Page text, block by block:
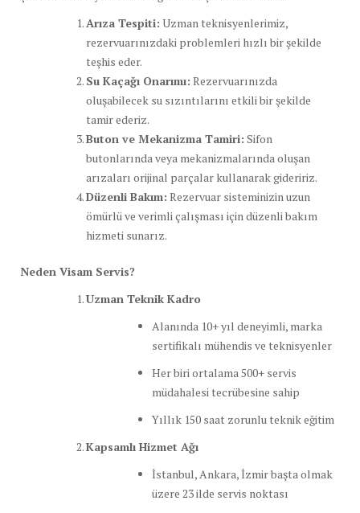
Arıza Tespiti: Uzman teknisyenlerimiz,
rezervuarınızdaki problemleri hızlı bir şekilde
teşhis eder.
Su Kaçağı Onarımı: Rezervuarınızda
oluşabilecek su sızıntılarını etkili bir şekilde
tamir ederiz.
Buton ve Mekanizma Tamiri: Sifon
butonlarında veya mekanizmalarında oluşan
arızaları orijinal parçalar kullanarak gideririz.
Düzenli Bakım: Rezervuar sisteminizin uzun
ömürlü ve verimli çalışması için düzenli bakım
hizmeti sunarız.
Neden Visam Servis?
Uzman Teknik Kadro
Alanında 10+ yıl deneyimli, marka
sertifikalı mühendis ve teknisyenler
Her biri ortalama 500+ servis
müdahalesi tecrübesine sahip
Yıllık 150 saat zorunlu teknik eğitim
Kapsamlı Hizmet Ağı
İstanbul, Ankara, İzmir başta olmak
üzere 23 ilde servis noktası